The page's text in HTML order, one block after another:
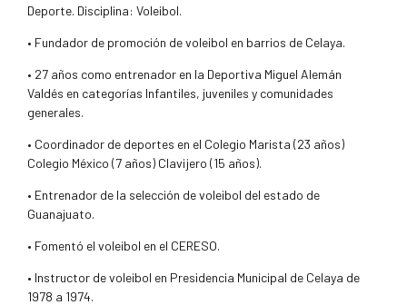
Deporte. Disciplina: Voleibol.
• Fundador de promoción de voleibol en barrios de Celaya.
• 27 años como entrenador en la Deportiva Miguel Alemán
Valdés en categorías Infantiles, juveniles y comunidades
generales.
• Coordinador de deportes en el Colegio Marista (23 años)
Colegio México (7 años) Clavijero (15 años).
• Entrenador de la selección de voleibol del estado de
Guanajuato.
• Fomentó el voleibol en el CERESO.
• Instructor de voleibol en Presidencia Municipal de Celaya de
1978 a 1974.